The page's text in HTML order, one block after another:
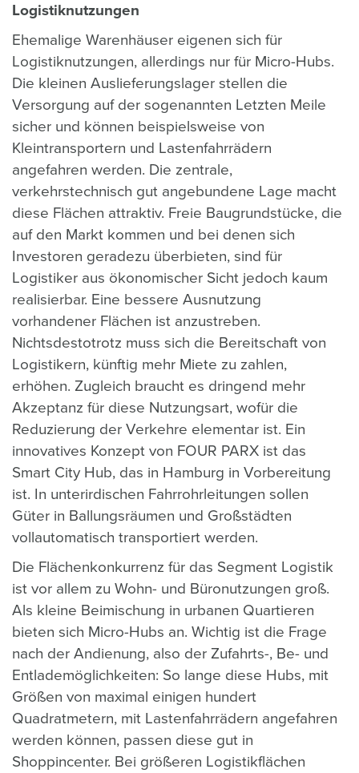
Logistiknutzungen
Ehemalige Warenhäuser eigenen sich für
Logistiknutzungen, allerdings nur für Micro-Hubs.
Die kleinen Auslieferungslager stellen die
Versorgung auf der sogenannten Letzten Meile
sicher und können beispielsweise von
Kleintransportern und Lastenfahrrädern
angefahren werden. Die zentrale,
verkehrstechnisch gut angebundene Lage macht
diese Flächen attraktiv. Freie Baugrundstücke, die
auf den Markt kommen und bei denen sich
Investoren geradezu überbieten, sind für
Logistiker aus ökonomischer Sicht jedoch kaum
realisierbar. Eine bessere Ausnutzung
vorhandener Flächen ist anzustreben.
Nichtsdestotrotz muss sich die Bereitschaft von
Logistikern, künftig mehr Miete zu zahlen,
erhöhen. Zugleich braucht es dringend mehr
Akzeptanz für diese Nutzungsart, wofür die
Reduzierung der Verkehre elementar ist. Ein
innovatives Konzept von FOUR PARX ist das
Smart City Hub, das in Hamburg in Vorbereitung
ist. In unterirdischen Fahrrohrleitungen sollen
Güter in Ballungsräumen und Großstädten
vollautomatisch transportiert werden.
Die Flächenkonkurrenz für das Segment Logistik
ist vor allem zu Wohn- und Büronutzungen groß.
Als kleine Beimischung in urbanen Quartieren
bieten sich Micro-Hubs an. Wichtig ist die Frage
nach der Andienung, also der Zufahrts-, Be- und
Entlademöglichkeiten: So lange diese Hubs, mit
Größen von maximal einigen hundert
Quadratmetern, mit Lastenfahrrädern angefahren
werden können, passen diese gut in
Shoppincenter. Bei größeren Logistikflächen